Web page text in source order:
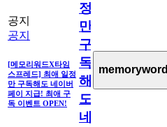
공지
공지
[메모리워드X타임
스프레드] 최애 일정
만 구독해도 네이버
페이 지급! 최애 구
독 이벤트 OPEN!
정
만
구
독
해
도
네
memoryword